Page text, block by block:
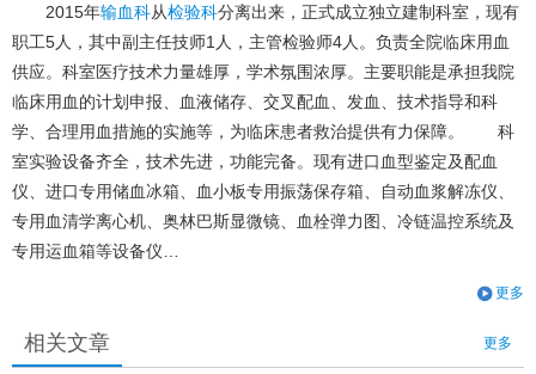
2015年输血科从检验科分离出来，正式成立独立建制科室，现有
职工5人，其中副主任技师1人，主管检验师4人。负责全院临床用血
供应。科室医疗技术力量雄厚，学术氛围浓厚。主要职能是承担我院
临床用血的计划申报、血液储存、交叉配血、发血、技术指导和科
学、合理用血措施的实施等，为临床患者救治提供有力保障。 科
室实验设备齐全，技术先进，功能完备。现有进口血型鉴定及配血
仪、进口专用储血冰箱、血小板专用振荡保存箱、自动血浆解冻仪、
专用血清学离心机、奥林巴斯显微镜、血栓弹力图、冷链温控系统及
专用运血箱等设备仪…
更多
更多
相关文章